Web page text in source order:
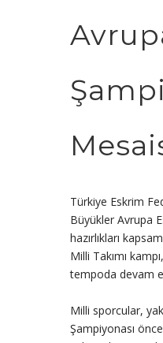
Türkiye Eskrim
Büyükler Avrupa
hazırlıkları
Milli Takımı
tempoda devam
Milli sporcular,
Şampiyonası